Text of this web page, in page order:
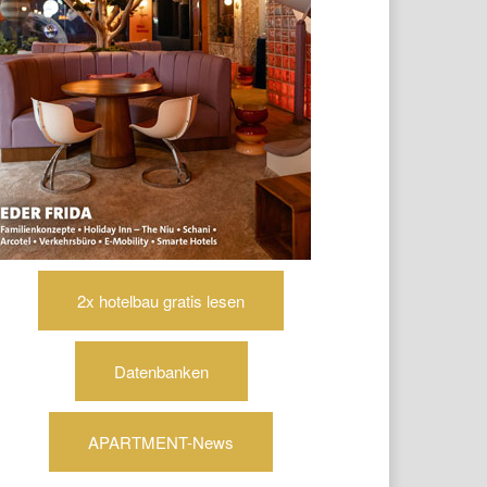
2x hotelbau gratis lesen
Datenbanken
APARTMENT-News